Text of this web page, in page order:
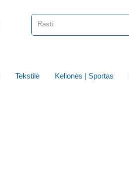
Tekstilė Kelionės | Sportas